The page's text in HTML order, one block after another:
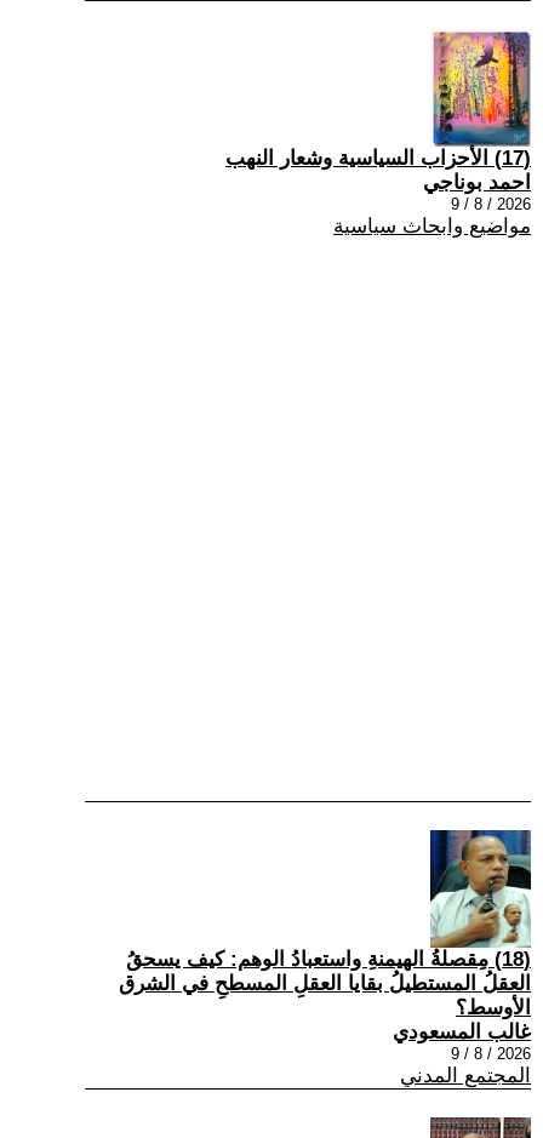
(17) الأحزاب السياسية وشعار النهب
احمد بوناجي
2026 / 8 / 9
مواضيع وابحاث سياسية
(18) مِقصلةُ الهيمنةِ واستعبادُ الوهم: كيف يسحقُ
العقلُ المستطيلُ بقايا العقلِ المسطحِ في الشرق
الأوسط؟
غالب المسعودي
2026 / 8 / 9
المجتمع المدني